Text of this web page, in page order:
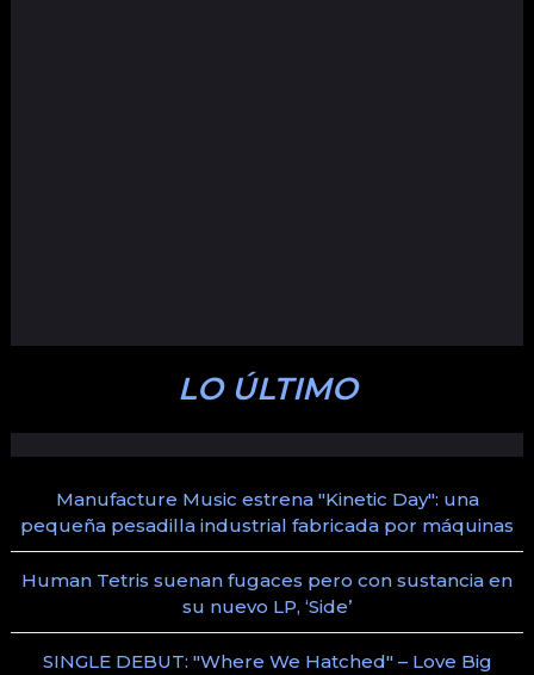
LO ÚLTIMO
Manufacture Music estrena "Kinetic Day": una
pequeña pesadilla industrial fabricada por máquinas
Human Tetris suenan fugaces pero con sustancia en
su nuevo LP, ‘Side’
SINGLE DEBUT: "Where We Hatched" – Love Big